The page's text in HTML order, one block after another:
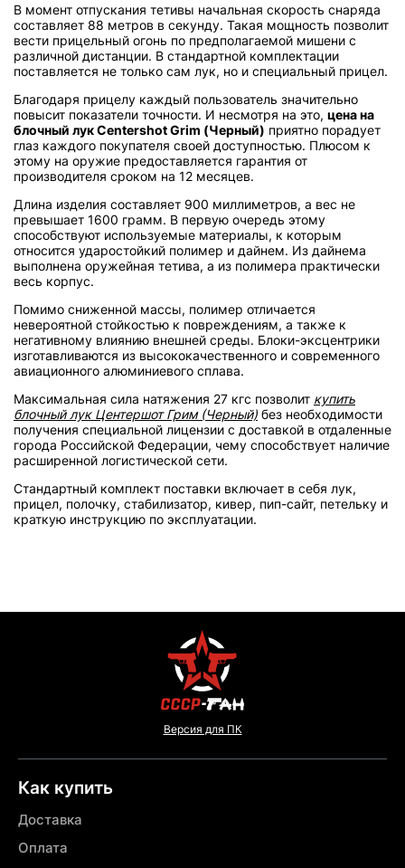
В момент отпускания тетивы начальная скорость снаряда
составляет 88 метров в секунду. Такая мощность позволит
вести прицельный огонь по предполагаемой мишени с
различной дистанции. В стандартной комплектации
поставляется не только сам лук, но и специальный прицел.
Благодаря прицелу каждый пользователь значительно
повысит показатели точности. И несмотря на это, цена на
блочный лук Centershot Grim (Черный) приятно порадует
глаз каждого покупателя своей доступностью. Плюсом к
этому на оружие предоставляется гарантия от
производителя сроком на 12 месяцев.
Длина изделия составляет 900 миллиметров, а вес не
превышает 1600 грамм. В первую очередь этому
способствуют используемые материалы, к которым
относится ударостойкий полимер и дайнем. Из дайнема
выполнена оружейная тетива, а из полимера практически
весь корпус.
Помимо сниженной массы, полимер отличается
невероятной стойкостью к повреждениям, а также к
негативному влиянию внешней среды. Блоки-эксцентрики
изготавливаются из высококачественного и современного
авиационного алюминиевого сплава.
Максимальная сила натяжения 27 кгс позволит купить
блочный лук Центершот Грим (Черный) без необходимости
получения специальной лицензии с доставкой в отдаленные
города Российской Федерации, чему способствует наличие
расширенной логистической сети.
Стандартный комплект поставки включает в себя лук,
прицел, полочку, стабилизатор, кивер, пип-сайт, петельку и
краткую инструкцию по эксплуатации.
Версия для ПК
Как купить
Доставка
Оплата